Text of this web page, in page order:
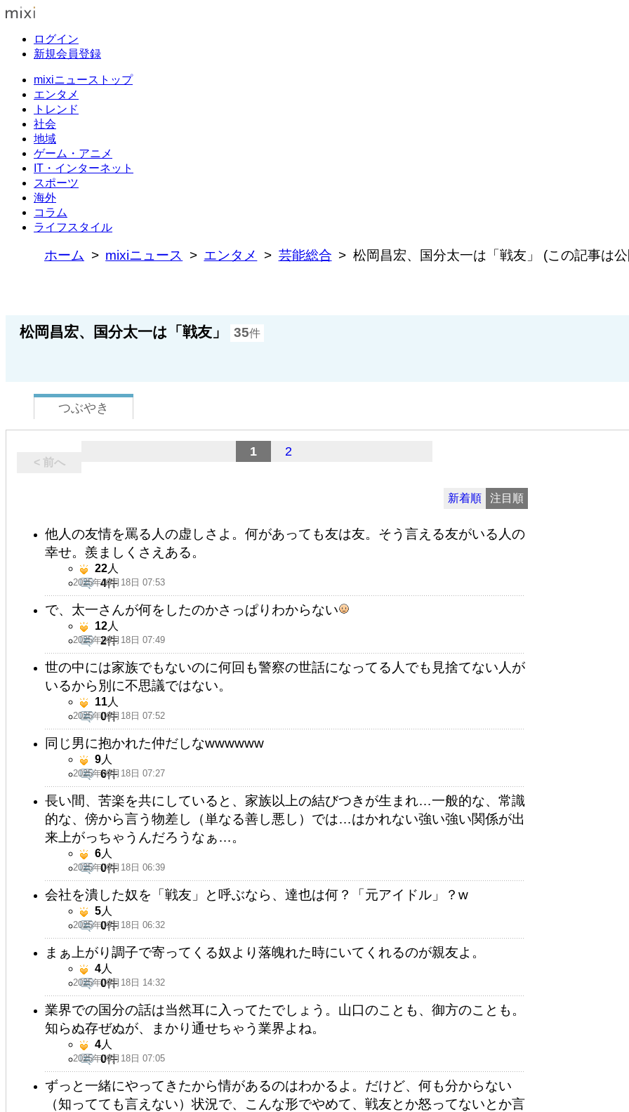
ログイン
新規会員登録
mixiニューストップ
エンタメ
トレンド
社会
地域
ゲーム・アニメ
IT・インターネット
スポーツ
海外
コラム
ライフスタイル
ホーム mixiニュース エンタメ 芸能総合 松岡昌宏、国分太一は「戦友」 (この記事は
松岡昌宏、国分太一は「戦友」 35件
つぶやき
< 前へ
1 2
新着順 注目順
他人の友情を罵る人の虚しさよ。何があっても友は友。そう言える友がいる人の
幸せ。羨ましくさえある。
2025年09月18日 07:53
22人
4件
で、太一さんが何をしたのかさっぱりわからない
2025年09月18日 07:49
12人
2件
世の中には家族でもないのに何回も警察の世話になってる人でも見捨てない人が
いるから別に不思議ではない。
2025年09月18日 07:52
11人
0件
同じ男に抱かれた仲だしなwwwwww
2025年09月18日 07:27
9人
6件
長い間、苦楽を共にしていると、家族以上の結びつきが生まれ…一般的な、常識
的な、傍から言う物差し（単なる善し悪し）では…はかれない強い強い関係が出
来上がっちゃうんだろうなぁ…。
2025年09月18日 06:39
6人
0件
会社を潰した奴を「戦友」と呼ぶなら、達也は何？「元アイドル」？w
2025年09月18日 06:32
5人
0件
まぁ上がり調子で寄ってくる奴より落魄れた時にいてくれるのが親友よ。
2025年09月18日 14:32
4人
0件
業界での国分の話は当然耳に入ってたでしょう。山口のことも、御方のことも。
知らぬ存ぜぬが、まかり通せちゃう業界よね。
2025年09月18日 07:05
4人
0件
ずっと一緒にやってきたから情があるのはわかるよ。だけど、何も分からない
（知ってても言えない）状況で、こんな形でやめて、戦友とか怒ってないとか言